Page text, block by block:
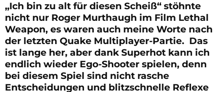
„Ich bin zu alt für diesen Scheiß“ stöhnte
nicht nur Roger Murthaugh im Film Lethal
Weapon, es waren auch meine Worte nach
der letzten Quake Multiplayer-Partie. Das
ist lange her, aber dank Superhot kann ich
endlich wieder Ego-Shooter spielen, denn
bei diesem Spiel sind nicht rasche
Entscheidungen und blitzschnelle Reflexe